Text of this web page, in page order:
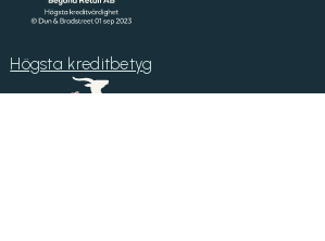
Högsta kreditbetyg